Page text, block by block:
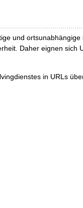
und
Daher eignen sich
in URLs